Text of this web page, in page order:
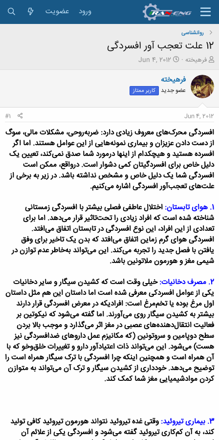
ورود عضویت
روانشناسی
12 علت تعجب‌ آور افسردگی
ش
و
ع
ک
ه
م
و
ض
و
ع
فرهيخته
ت
ر
خ
ع
Jun 4, 2012
فرهيخته
عضو جدید کاربر ممتاز
Jun 4, 2012
#1
افسردگی محرک‌های معروف زیادی دارد: ضربه‌روحی، مشکلات مالی، سوگ
از دست دادن عزیزان و بیماری نمونه‌هایی از این عوامل هستند. اما اگر
افسرده هستید و هیچکدام از اینها درمورد شما صدق نمی‌کند، تعیین یک
دلیل خاص برای افسردگیتان کمی دشوار است. درواقع، ممکن است
افسردگی شما یک دلیل خاص و مشخص نداشته باشد. در زیر به برخی از
علت‌های تعجب‌آور افسردگی اشاره می‌کنیم.
1. هوای تابستان:
اختلال عاطفی فصلی بیشتر با افسردگی زمستانی
شناخته شده است که افراد زیادی را تحت‌تاثیر قرار می‌دهد. اما برای
تعدادی از این افراد، این نوع افسردگی در تابستان اتفاق می‌افتد.
افسردگی هوای گرم زماین اتفاق می‌افتد که بدن یک تاخیر برای وفق
یافتن با فصل جدید را تجربه می‌کند. این می‌تواند به‌خاطر عدم توازن در
شیمی مغز و هورمون ملاتونین باشد.
2. مصرف دخانیات:
خیلی وقت است که کشیدن سیگار و سایر دخانیات
یکی از عوامل افسردکی معرفی شده است اما داستان این هم مثل داستان
اول مرغ بوده یا تخم‌مرغ است: افرادیکه در معرض افسردگی قرار دارند
بیشتر به کشیدن سیگار روی می‌آورند. اما گفته می‌شود که نیکوتین بر
فعالیت انتقال‌دهنده‌های عصبی در مغز اثر می‌گذارد و موجب بالا بردن
سطح دوپامین و سروتونین (که مکانیزم عمل داروهای ضدافسردگی نیز
هست) می‌شود. این می‌تواند ذات اعتیادآور دارو و تغییرات خلق‌وخو که با
آن همراه است و همچنین اینکه چرا افسردگی با ترک سیگار همراه است را
توضیح می‌دهد. خودداری از کشیدن سیگار و ترک آن می‌تواند به متوازن
کردن موادشیمیایی مغز شما کمک کند.
3. بیماری تیروئید:
وقتی غده تیروئید نتواند هورمون تیروئید کافی تولید
کند، به آن کم‌کاری تیروئید گفته می‌شود و افسردگی یکی از علائم آن